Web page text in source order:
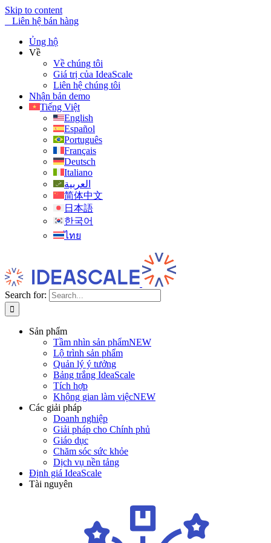
Skip to content
Liên hệ bán hàng
Ủng hộ
Về
Về chúng tôi
Giá trị của IdeaScale
Liên hệ chúng tôi
Nhận bản demo
Tiếng Việt
English
Español
Português
Français
Deutsch
Italiano
العربية
简体中文
日本語
한국어
ไทย
Search for:
Sản phẩm
Tầm nhìn sản phẩmNEW
Lộ trình sản phẩm
Quản lý ý tưởng
Bảng trắng IdeaScale
Tích hợp
Không gian làm việcNEW
Các giải pháp
Doanh nghiệp
Giải pháp cho Chính phủ
Giáo dục
Chăm sóc sức khỏe
Dịch vụ nền tảng
Định giá IdeaScale
Tài nguyên